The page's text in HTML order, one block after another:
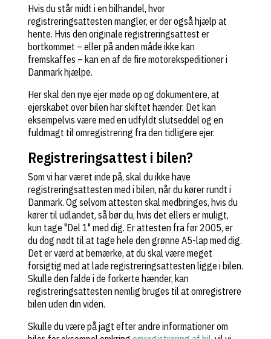
Hvis du står midt i en bilhandel, hvor
registreringsattesten mangler, er der også hjælp at
hente. Hvis den originale registreringsattest er
bortkommet – eller på anden måde ikke kan
fremskaffes – kan en af de fire motorekspeditioner i
Danmark hjælpe.
Her skal den nye ejer møde op og dokumentere, at
ejerskabet over bilen har skiftet hænder. Det kan
eksempelvis være med en udfyldt slutseddel og en
fuldmagt til omregistrering fra den tidligere ejer.
Registreringsattest i bilen?
Som vi har været inde på, skal du ikke have
registreringsattesten med i bilen, når du kører rundt i
Danmark. Og selvom attesten skal medbringes, hvis du
kører til udlandet, så bør du, hvis det ellers er muligt,
kun tage "Del 1" med dig. Er attesten fra før 2005, er
du dog nødt til at tage hele den grønne A5-lap med dig.
Det er værd at bemærke, at du skal være meget
forsigtig med at lade registreringsattesten ligge i bilen.
Skulle den falde i de forkerte hænder, kan
registreringsattesten nemlig bruges til at omregistrere
bilen uden din viden.
Skulle du være på jagt efter andre informationer om